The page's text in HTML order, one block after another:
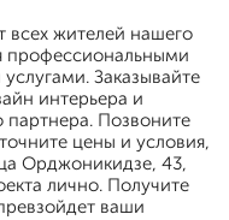
жителей нашего
профессиональными
Заказывайте
интерьера и
Позвоните
цены и условия,
Орджоникидзе, 43,
лично. Получите
ваши